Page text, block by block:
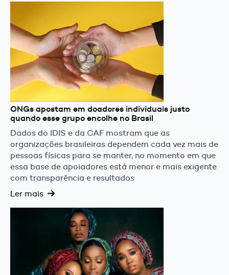
ONGs apostam em doadores individuais justo
quando esse grupo encolhe no Brasil
Dados do IDIS e da CAF mostram que as
organizações brasileiras dependem cada vez mais de
pessoas físicas para se manter, no momento em que
essa base de apoiadores está menor e mais exigente
com transparência e resultados
Ler mais